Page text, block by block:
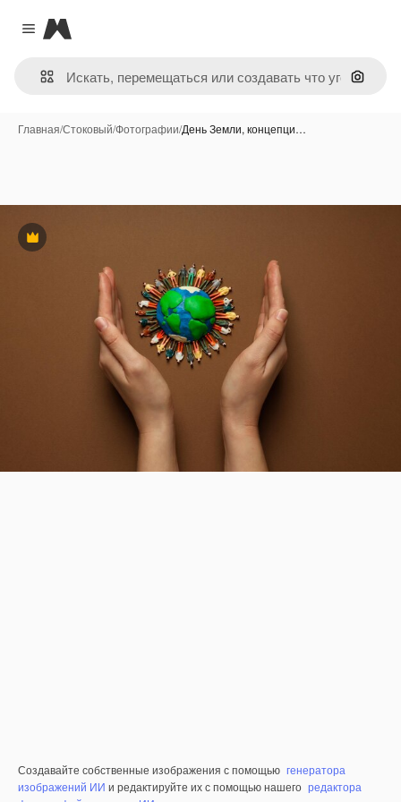
Close menu
Magnific
Поиск
Главная/Стоковый/Фотографии/День Земли, концепци…
Премиум
Создавайте собственные изображения с помощью генератора
изображений ИИ и редактируйте их с помощью нашего редактора